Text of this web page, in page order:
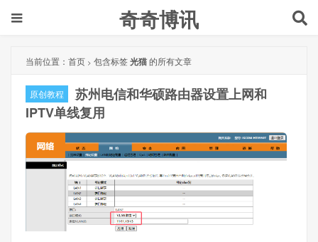
奇奇博讯
当前位置： 首页 > 包含标签光猫的所有文章
原创教程
苏州电信和华硕路由器设置上网和
IPTV单线复用